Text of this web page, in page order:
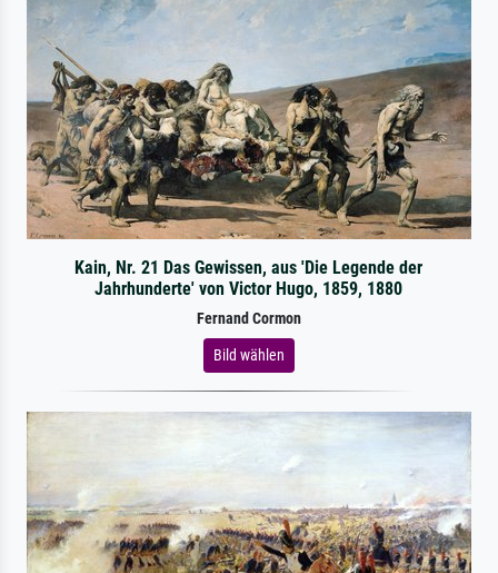
Kain, Nr. 21 Das Gewissen, aus 'Die Legende der
Jahrhunderte' von Victor Hugo, 1859, 1880
Fernand Cormon
Bild wählen